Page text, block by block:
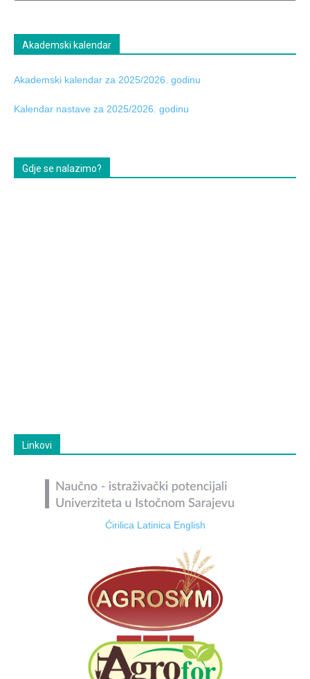
Akademski kalendar
Akademski kalendar za 2025/2026. godinu
Kalendar nastave za 2025/2026. godinu
Gdje se nalazimo?
Linkovi
Ćirilica Latinica English